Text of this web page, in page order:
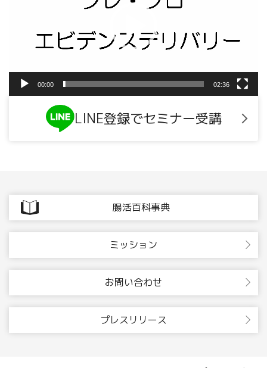
00:00 02:36
LINE登録でセミナー受講
腸活百科事典
ミッション
お問い合わせ
プレスリリース